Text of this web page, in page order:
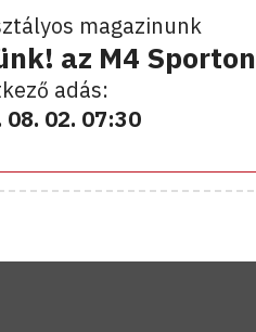
magazinunk
az M4 Sporton
adás:
08. 02. 07:30